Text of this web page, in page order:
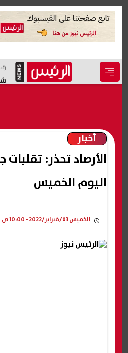
أخبار
الأرصاد تحذر:
اليوم الخميس
الخميس 03/فبراير/2022 - 10:00 ص